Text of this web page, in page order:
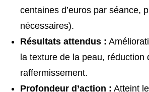
centaines d’euros par séance,
nécessaires).
Résultats attendus :
la texture de la peau, réduction
raffermissement.
Profondeur d’action : Atteint